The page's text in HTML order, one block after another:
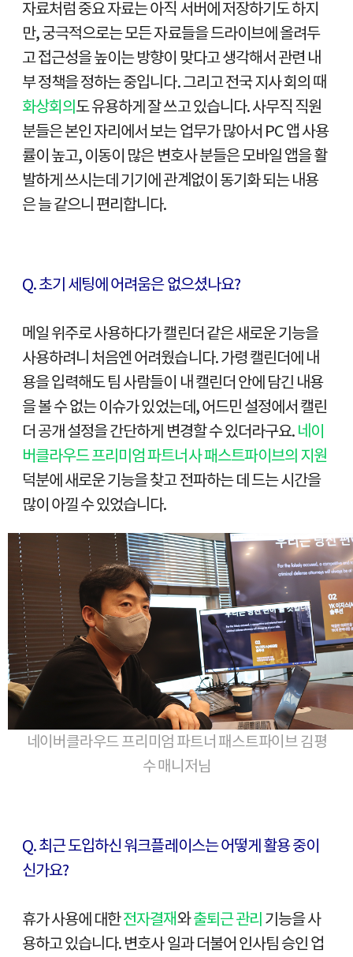
자료처럼 중요 자료는 아직 서버에 저장하기도 하지
만, 궁극적으로는 모든 자료들을 드라이브에 올려두
고 접근성을 높이는 방향이 맞다고 생각해서 관련 내
부 정책을 정하는 중입니다. 그리고 전국 지사 회의 때
화상회의도 유용하게 잘 쓰고 있습니다. 사무직 직원
분들은 본인 자리에서 보는 업무가 많아서 PC 앱 사용
률이 높고, 이동이 많은 변호사 분들은 모바일 앱을 활
발하게 쓰시는데 기기에 관계없이 동기화 되는 내용
은 늘 같으니 편리합니다.
Q. 초기 세팅에 어려움은 없으셨나요?
메일 위주로 사용하다가 캘린더 같은 새로운 기능을
사용하려니 처음엔 어려웠습니다. 가령 캘린더에 내
용을 입력해도 팀 사람들이 내 캘린더 안에 담긴 내용
을 볼 수 없는 이슈가 있었는데, 어드민 설정에서 캘린
더 공개 설정을 간단하게 변경할 수 있더라구요.네이
버클라우드 프리미엄 파트너사 패스트파이브의 지원
덕분에 새로운 기능을 찾고 전파하는 데 드는 시간을
많이 아낄 수 있었습니다.
네이버클라우드 프리미엄 파트너 패스트파이브 김평
수 매니저님
Q. 최근 도입하신 워크플레이스는 어떻게 활용 중이
신가요?
휴가 사용에 대한전자결재와출퇴근 관리 기능을 사
용하고 있습니다. 변호사 일과 더불어 인사팀 승인 업